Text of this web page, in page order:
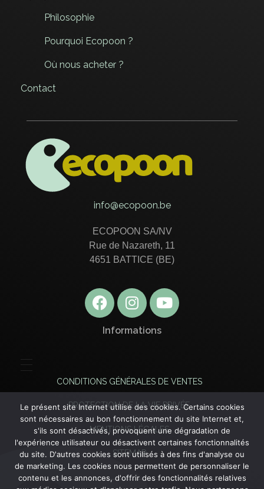
Philosophie
Pourquoi Ecopoon ?
Où nous acheter ?
Contact
info@ecopoon.be
ECOPOON SA/NV
Rue de Nazareth, 11
4651 BATTICE (BE)
Informations
CONDITIONS GÉNÉRALES DE VENTES
PROTECTION DE LA VIE PRIVÉE
MENTIONS LÉGALES
SITEMAP
Le présent site Internet utilise des cookies. Certains cookies
sont nécessaires au bon fonctionnement du site Internet et,
s'ils sont désactivés, provoquent une dégradation de
l'expérience utilisateur ou désactivent certaines fonctionnalités
du site. D'autres cookies sont utilisés à des fins d'analyse ou
de marketing. Les cookies nous permettent de personnaliser le
contenu et les annonces, d'offrir des fonctionnalités relatives